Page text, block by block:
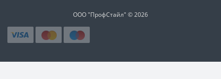
ООО "ПрофСтайл" © 2026